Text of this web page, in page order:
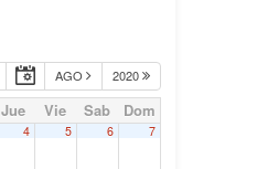
AGO 2020
Jue Vie Sab Dom
4 5 6 7